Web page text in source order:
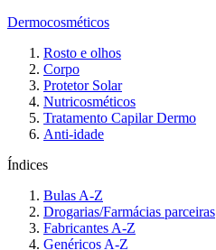
Dermocosméticos
Rosto e olhos
Corpo
Protetor Solar
Nutricosméticos
Tratamento Capilar Dermo
Anti-idade
Índices
Bulas A-Z
Drogarias/Farmácias parceiras
Fabricantes A-Z
Genéricos A-Z